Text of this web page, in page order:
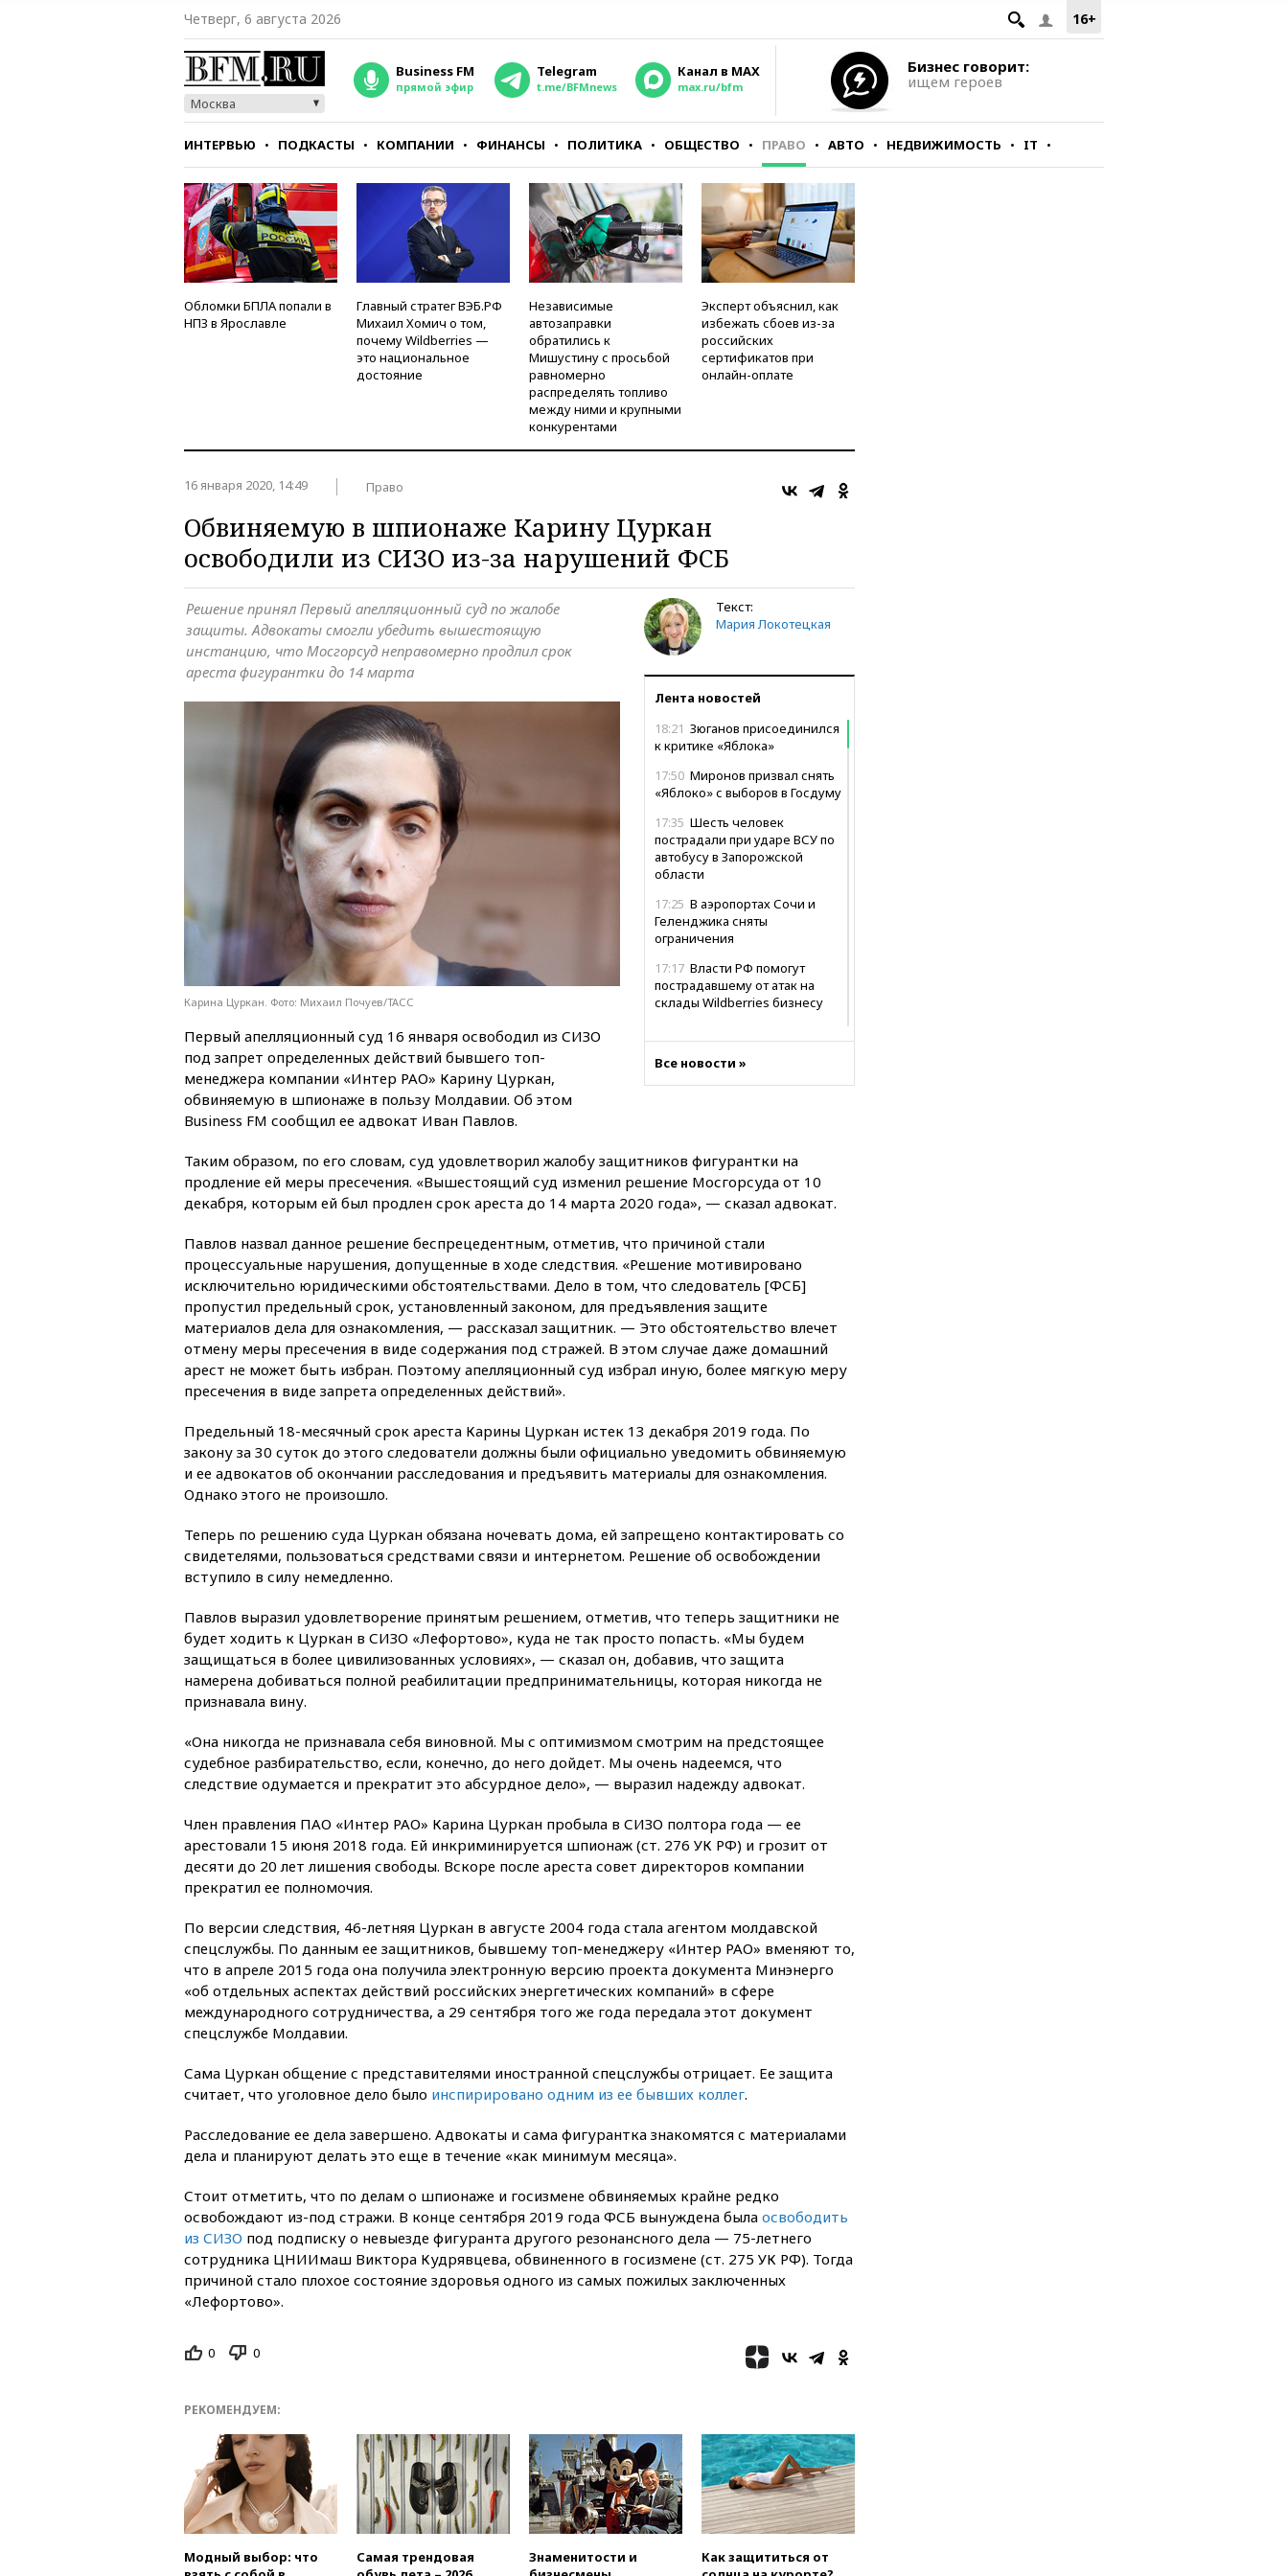
16+
Четверг, 6 августа 2026
Москва
Business FM
прямой эфир
Telegram
t.me/BFMnews
Канал в MAX
max.ru/bfm
Бизнес говорит:
ищем героев
ИНТЕРВЬЮ ПОДКАСТЫ КОМПАНИИ ФИНАНСЫ ПОЛИТИКА ОБЩЕСТВО ПРАВО АВТО НЕДВИЖИМОСТЬ IT
СТИЛЬ ТЕСТЫ
Обломки БПЛА попали в
НПЗ в Ярославле
Главный стратег ВЭБ.РФ
Михаил Хомич о том,
почему Wildberries —
это национальное
достояние
Независимые
автозаправки
обратились к
Мишустину с просьбой
равномерно
распределять топливо
между ними и крупными
конкурентами
Эксперт объяснил, как
избежать сбоев из-за
российских
сертификатов при
онлайн-оплате
16 января 2020, 14:49 Право
Обвиняемую в шпионаже Карину Цуркан
освободили из СИЗО из-за нарушений ФСБ
Текст:
Мария Локотецкая
Лента новостей
18:21 Зюганов присоединился
к критике «Яблока»
17:50 Миронов призвал снять
«Яблоко» с выборов в Госдуму
17:35 Шесть человек
пострадали при ударе ВСУ по
автобусу в Запорожской
области
17:25 В аэропортах Сочи и
Геленджика сняты
ограничения
17:17 Власти РФ помогут
пострадавшему от атак на
склады Wildberries бизнесу
условно
Херсонской области направят
6,8 млрд рублей
16:16The Guardian: ученые
гипоаллергенных собак
15:45Спутник «Электро-Л» №
5 введен в эксплуатацию
15:35
Два человека погибли
при атаках дронов ВСУ в
Брянской области
15:15
В половине штатов США
14:57 Жара в Европе может
нанести ущерб экономике в
размере €800 млрд
дефицита боеприпасов
14:21АТОР сообщила о
снижении цен на авиабилеты
14:14 «Ведомости»: Озон банк
не пострадает от британских
санкций
Японию вассалом США
13:45В Петербурге достроили
новый тоннель зеленой ветки
13:38В эфире «Радиостанции
Судного дня» прозвучали три
сообщения
13:29Восемь человек
пострадали при наезде
автомобиля на толпу в Омске
со своим преемником
13:13СК возбудил дело по
ребенка в Раменском
12:57
пострадали пять человек
12:44
МВД: число
преступлений, связанных с
отмыванием денег, достигло
рекордного показателя
ребенок погибли при падении
12:15
Иран и Оман
согласовали главные пункты
сделки по открытию
Ормузского пролива
11:58
Politico: США
восстановили обмен
Все новости »
Решение принял Первый апелляционный суд по жалобе
защиты. Адвокаты смогли убедить вышестоящую
инстанцию, что Мосгорсуд неправомерно продлил срок
ареста фигурантки до 14 марта
Карина Цуркан. Фото: Михаил Почуев/ТАСС
Первый апелляционный суд 16 января освободил из СИЗО
под запрет определенных действий бывшего топ-
менеджера компании «Интер РАО» Карину Цуркан,
обвиняемую в шпионаже в пользу Молдавии. Об этом
Business FM сообщил ее адвокат Иван Павлов.
Таким образом, по его словам, суд удовлетворил жалобу защитников фигурантки на
продление ей меры пресечения. «Вышестоящий суд изменил решение Мосгорсуда от 10
декабря, которым ей был продлен срок ареста до 14 марта 2020 года», — сказал адвокат.
Павлов назвал данное решение беспрецедентным, отметив, что причиной стали
процессуальные нарушения, допущенные в ходе следствия. «Решение мотивировано
исключительно юридическими обстоятельствами. Дело в том, что следователь [ФСБ]
пропустил предельный срок, установленный законом, для предъявления защите
материалов дела для ознакомления, — рассказал защитник. — Это обстоятельство влечет
отмену меры пресечения в виде содержания под стражей. В этом случае даже домашний
арест не может быть избран. Поэтому апелляционный суд избрал иную, более мягкую меру
пресечения в виде запрета определенных действий».
Предельный 18-месячный срок ареста Карины Цуркан истек 13 декабря 2019 года. По
закону за 30 суток до этого следователи должны были официально уведомить обвиняемую
и ее адвокатов об окончании расследования и предъявить материалы для ознакомления.
Однако этого не произошло.
Теперь по решению суда Цуркан обязана ночевать дома, ей запрещено контактировать со
свидетелями, пользоваться средствами связи и интернетом. Решение об освобождении
вступило в силу немедленно.
Павлов выразил удовлетворение принятым решением, отметив, что теперь защитники не
будет ходить к Цуркан в СИЗО «Лефортово», куда не так просто попасть. «Мы будем
защищаться в более цивилизованных условиях», — сказал он, добавив, что защита
намерена добиваться полной реабилитации предпринимательницы, которая никогда не
признавала вину.
«Она никогда не признавала себя виновной. Мы с оптимизмом смотрим на предстоящее
судебное разбирательство, если, конечно, до него дойдет. Мы очень надеемся, что
следствие одумается и прекратит это абсурдное дело», — выразил надежду адвокат.
Член правления ПАО «Интер РАО» Карина Цуркан пробыла в СИЗО полтора года — ее
арестовали 15 июня 2018 года. Ей инкриминируется шпионаж (ст. 276 УК РФ) и грозит от
десяти до 20 лет лишения свободы. Вскоре после ареста совет директоров компании
прекратил ее полномочия.
По версии следствия, 46-летняя Цуркан в августе 2004 года стала агентом молдавской
спецслужбы. По данным ее защитников, бывшему топ-менеджеру «Интер РАО» вменяют то,
что в апреле 2015 года она получила электронную версию проекта документа Минэнерго
«об отдельных аспектах действий российских энергетических компаний» в сфере
международного сотрудничества, а 29 сентября того же года передала этот документ
спецслужбе Молдавии.
Сама Цуркан общение с представителями иностранной спецслужбы отрицает. Ее защита
считает, что уголовное дело было инспирировано одним из ее бывших коллег.
Расследование ее дела завершено. Адвокаты и сама фигурантка знакомятся с материалами
дела и планируют делать это еще в течение «как минимум месяца».
Стоит отметить, что по делам о шпионаже и госизмене обвиняемых крайне редко
освобождают из-под стражи. В конце сентября 2019 года ФСБ вынуждена была освободить
из СИЗО под подписку о невыезде фигуранта другого резонансного дела — 75-летнего
сотрудника ЦНИИмаш Виктора Кудрявцева, обвиненного в госизмене (ст. 275 УК РФ). Тогда
причиной стало плохое состояние здоровья одного из самых пожилых заключенных
«Лефортово».
0 0
РЕКОМЕНДУЕМ:
Модный выбор: что
Самая трендовая
Знаменитости и
Как защититься от